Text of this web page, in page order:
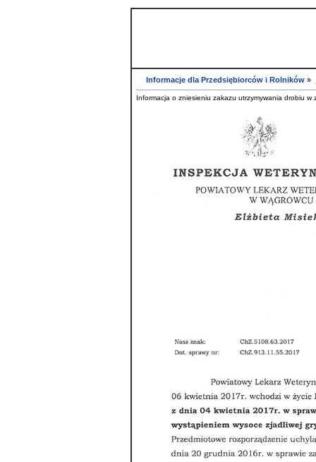
Informacje dla Przedsiębiorców i Rolników »
Informacja o zniesieniu zakazu utrzymywania drobiu w